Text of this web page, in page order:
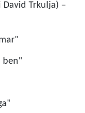
David Trkulja) –
ben"